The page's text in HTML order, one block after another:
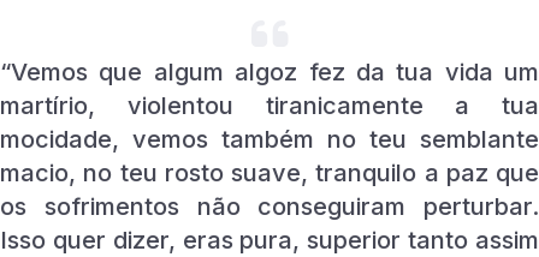
“Vemos que algum algoz fez da tua vida um
martírio, violentou tiranicamente a tua
mocidade, vemos também no teu semblante
macio, no teu rosto suave, tranquilo a paz que
os sofrimentos não conseguiram perturbar.
Isso quer dizer, eras pura, superior tanto assim